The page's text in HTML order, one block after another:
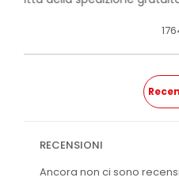
RECENSIONI
Ancora non ci sono